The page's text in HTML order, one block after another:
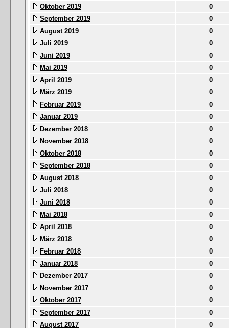
Oktober 2019
0
September 2019
0
August 2019
0
Juli 2019
0
Juni 2019
0
Mai 2019
0
April 2019
0
März 2019
0
Februar 2019
0
Januar 2019
0
Dezember 2018
0
November 2018
0
Oktober 2018
0
September 2018
0
August 2018
0
Juli 2018
0
Juni 2018
0
Mai 2018
0
April 2018
0
März 2018
0
Februar 2018
0
Januar 2018
0
Dezember 2017
0
November 2017
0
Oktober 2017
0
September 2017
0
August 2017
0